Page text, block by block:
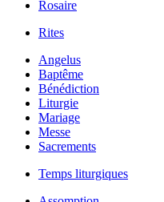
Rosaire
Rites
Angelus
Baptême
Bénédiction
Liturgie
Mariage
Messe
Sacrements
Temps liturgiques